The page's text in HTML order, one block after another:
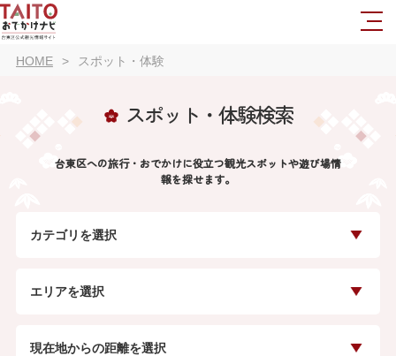
HOME スポット・体験
スポット・体験検索
台東区への旅行・おでかけに役立つ観光スポットや遊び場情
報を探せます。
カテゴリを選択
エリアを選択
現在地からの距離を選択